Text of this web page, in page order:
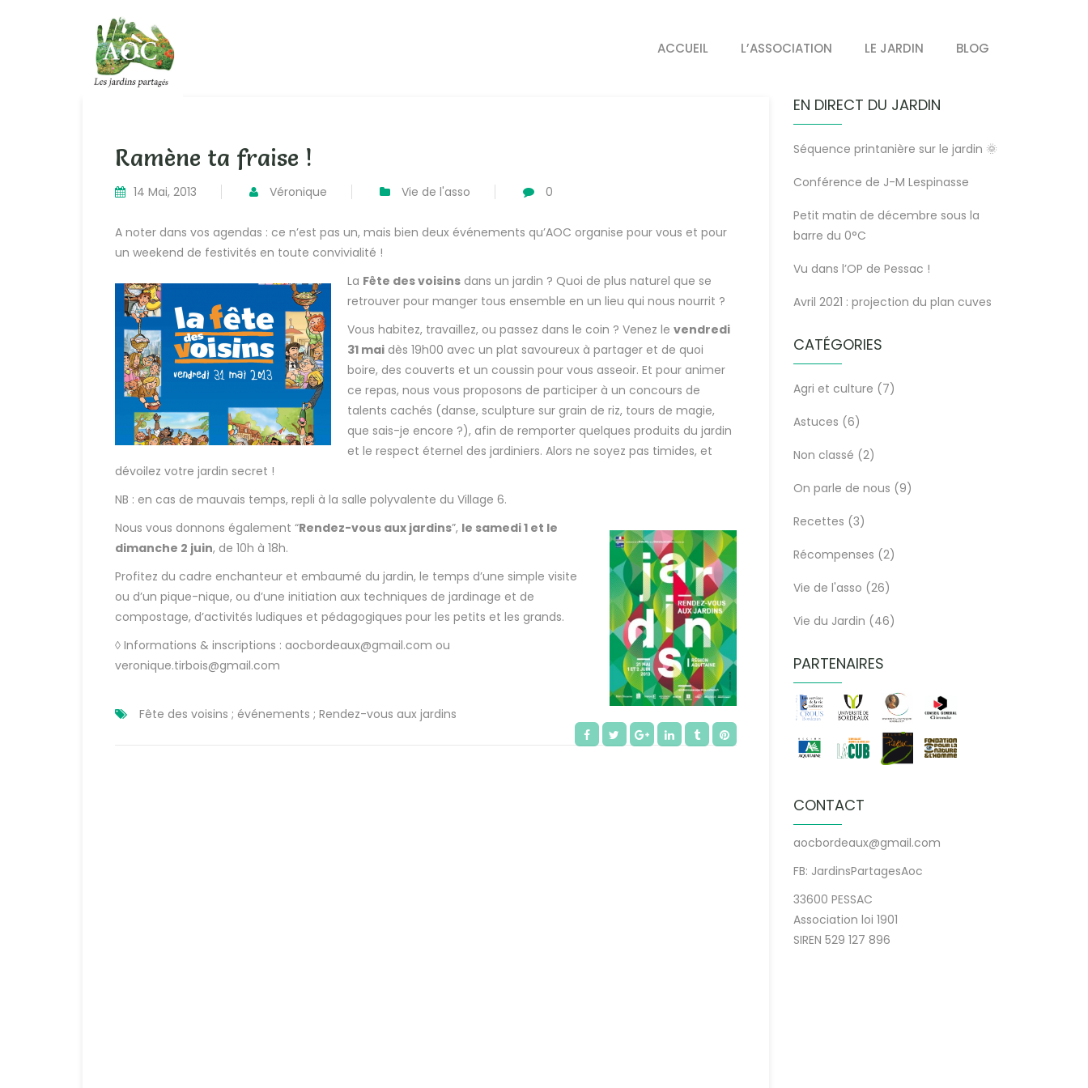
ACCUEIL L’ASSOCIATION LE JARDIN BLOG
Ramène ta fraise !
14 Mai, 2013 Véronique Vie de l'asso 0
A noter dans vos agendas : ce n’est pas un, mais bien deux événements qu’AOC organise pour vous et pour
un weekend de festivités en toute convivialité !
La Fête des voisins dans un jardin ? Quoi de plus naturel que se
retrouver pour manger tous ensemble en un lieu qui nous nourrit ?
Vous habitez, travaillez, ou passez dans le coin ? Venez le vendredi
31 mai dès 19h00 avec un plat savoureux à partager et de quoi
boire, des couverts et un coussin pour vous asseoir. Et pour animer
ce repas, nous vous proposons de participer à un concours de
talents cachés (danse, sculpture sur grain de riz, tours de magie,
que sais-je encore ?), afin de remporter quelques produits du jardin
et le respect éternel des jardiniers. Alors ne soyez pas timides, et
dévoilez votre jardin secret !
NB : en cas de mauvais temps, repli à la salle polyvalente du Village 6.
Nous vous donnons également “Rendez-vous aux jardins”, le samedi 1 et le
dimanche 2 juin, de 10h à 18h.
Profitez du cadre enchanteur et embaumé du jardin, le temps d’une simple visite
ou d’un pique-nique, ou d’une initiation aux techniques de jardinage et de
compostage, d’activités ludiques et pédagogiques pour les petits et les grands.
◊ Informations & inscriptions : aocbordeaux@gmail.com ou
veronique.tirbois@gmail.com
Fête des voisins ; événements ; Rendez-vous aux jardins
EN DIRECT DU JARDIN
Séquence printanière sur le jardin 🌞
Conférence de J-M Lespinasse
Petit matin de décembre sous la
barre du 0°C
Vu dans l’OP de Pessac !
Avril 2021 : projection du plan cuves
CATÉGORIES
Agri et culture (7)
Astuces (6)
Non classé (2)
On parle de nous (9)
Recettes (3)
Récompenses (2)
Vie de l'asso (26)
Vie du Jardin (46)
PARTENAIRES
CONTACT
aocbordeaux@gmail.com
FB: JardinsPartagesAoc
33600 PESSAC
Association loi 1901
SIREN 529 127 896